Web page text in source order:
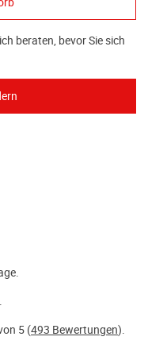
beraten, bevor Sie sich
5 (493 Bewertungen).